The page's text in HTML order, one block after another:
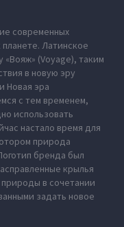
современных
Латинское
«Вояж» (Voyage), таким
в новую эру
Новая эра
с тем временем,
использовать
настало время для
природа
бренда был
крылья
в сочетании
задать новое